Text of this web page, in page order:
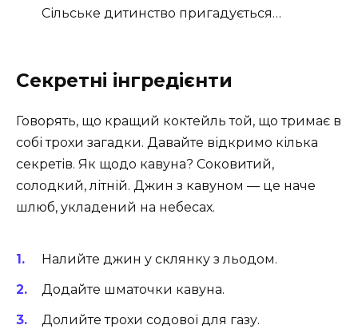
Сільське дитинство пригадується…
Секретні інгредієнти
Говорять, що кращий коктейль той, що тримає в
собі трохи загадки. Давайте відкримо кілька
секретів. Як щодо кавуна? Соковитий,
солодкий, літній. Джин з кавуном — це наче
шлюб, укладений на небесах.
Налийте джин у склянку з льодом.
Додайте шматочки кавуна.
Долийте трохи содової для газу.